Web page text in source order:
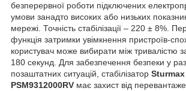
безперервної роботи підключених
умови занадто високих або низьких
мережі. Точність стабілізації – 220 ± 8%.
функція затримки увімкнення пристроїв-
користувач може вибирати між тривалістю
180 секунд. Для забезпечення безпеки у
позаштатних ситуацій, стабілізатор Sturmax
PSM9312000RV має захист від